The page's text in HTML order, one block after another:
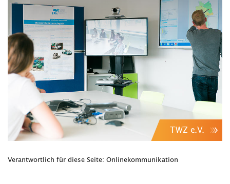
TWZ e.V.
Verantwortlich für diese Seite: Onlinekommunikation